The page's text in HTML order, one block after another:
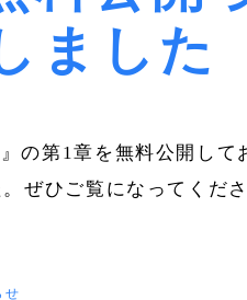
ました
の第1章を無料公開して
ぜひご覧になってくださ
せ